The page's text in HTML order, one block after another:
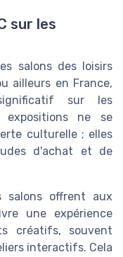
sur les
salons des loisirs
ailleurs en France,
sur les
expositions ne se
culturelle ; elles
d'achat et de
salons offrent aux
une expérience
créatifs, souvent
interactifs. Cela